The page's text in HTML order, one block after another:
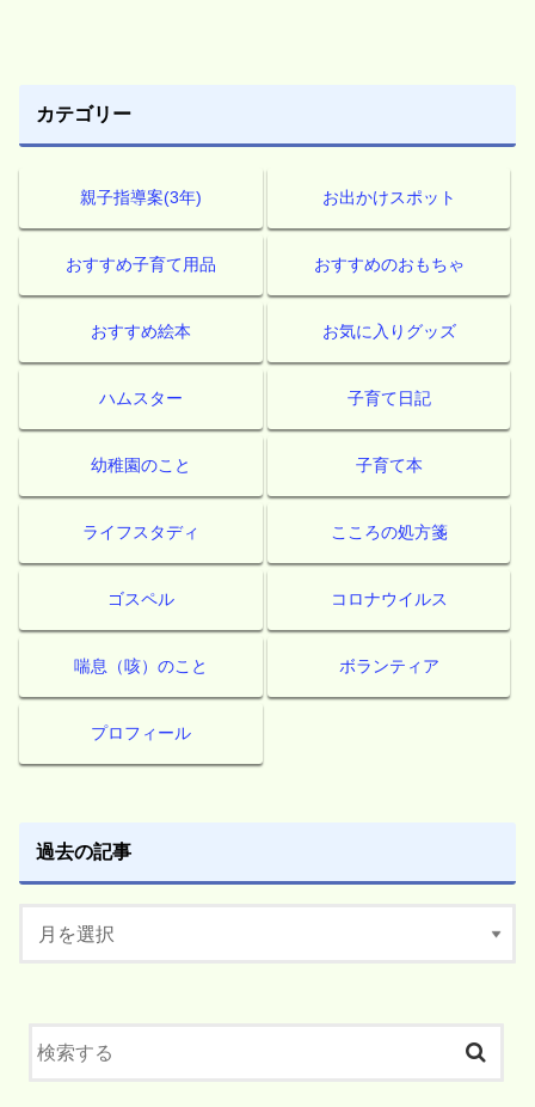
カテゴリー
親子指導案(3年) お出かけスポット
おすすめ子育て用品 おすすめのおもちゃ
おすすめ絵本 お気に入りグッズ
ハムスター 子育て日記
幼稚園のこと 子育て本
ライフスタディ こころの処方箋
ゴスペル コロナウイルス
喘息（咳）のこと ボランティア
プロフィール
過去の記事